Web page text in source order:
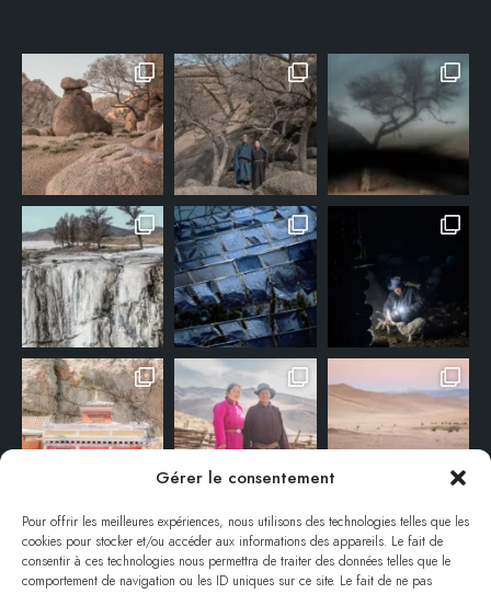
Gérer le consentement
Pour offrir les meilleures expériences, nous utilisons des technologies telles que les
cookies pour stocker et/ou accéder aux informations des appareils. Le fait de
consentir à ces technologies nous permettra de traiter des données telles que le
comportement de navigation ou les ID uniques sur ce site. Le fait de ne pas